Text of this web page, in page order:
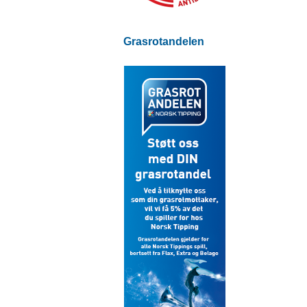
Grasrotandelen